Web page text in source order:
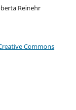
Reinehr
Commons